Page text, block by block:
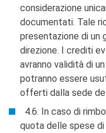
considerazione
documentati. Tale
presentazione di un
direzione. I crediti
avranno validità di
potranno essere
offerti dalla sede
4.6. In caso di
quota delle spese